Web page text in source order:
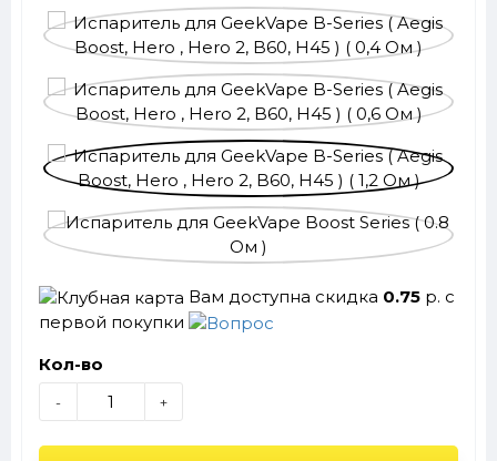
Вам доступна скидка 0.75 р. с
первой покупки
Кол-во
- +